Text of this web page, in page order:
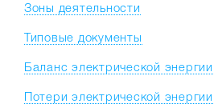
Зоны деятельности
Типовые документы
Баланс электрической энергии
Потери электрической энергии